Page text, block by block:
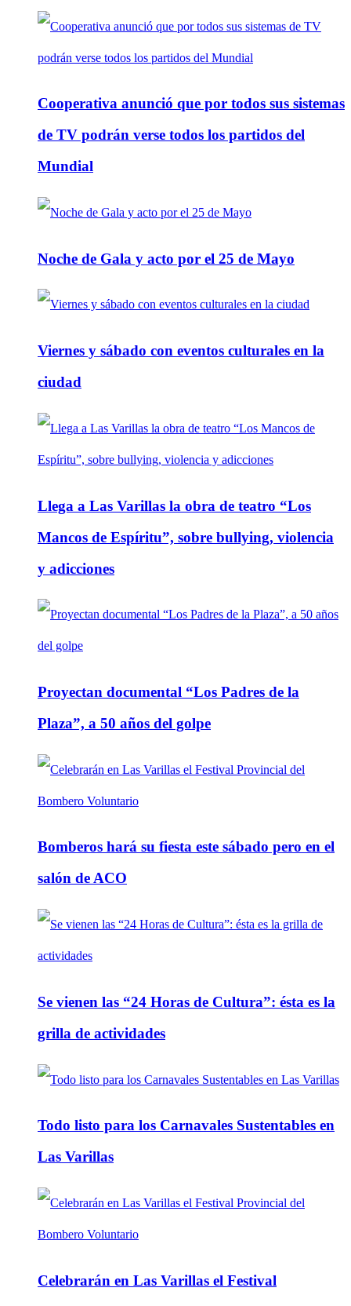
Cooperativa anunció que por todos sus sistemas
de TV podrán verse todos los partidos del
Mundial
Noche de Gala y acto por el 25 de Mayo
Viernes y sábado con eventos culturales en la
ciudad
Llega a Las Varillas la obra de teatro “Los
Mancos de Espíritu”, sobre bullying, violencia
y adicciones
Proyectan documental “Los Padres de la
Plaza”, a 50 años del golpe
Bomberos hará su fiesta este sábado pero en el
salón de ACO
Se vienen las “24 Horas de Cultura”: ésta es la
grilla de actividades
Todo listo para los Carnavales Sustentables en
Las Varillas
Celebrarán en Las Varillas el Festival